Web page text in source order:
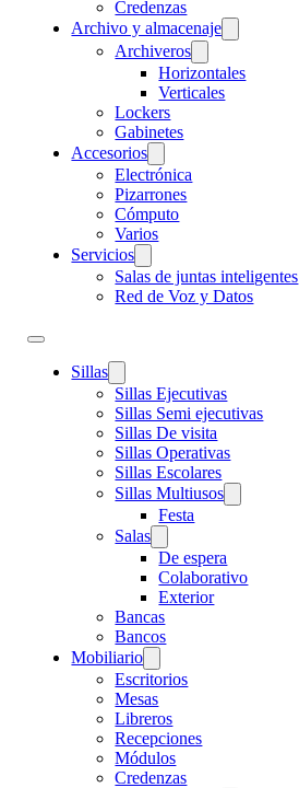
Credenzas
Archivo y almacenaje
Archiveros
Horizontales
Verticales
Lockers
Gabinetes
Accesorios
Electrónica
Pizarrones
Cómputo
Varios
Servicios
Salas de juntas inteligentes
Red de Voz y Datos
Sillas
Sillas Ejecutivas
Sillas Semi ejecutivas
Sillas De visita
Sillas Operativas
Sillas Escolares
Sillas Multiusos
Festa
Salas
De espera
Colaborativo
Exterior
Bancas
Bancos
Mobiliario
Escritorios
Mesas
Libreros
Recepciones
Módulos
Credenzas